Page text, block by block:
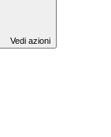
Vedi azioni